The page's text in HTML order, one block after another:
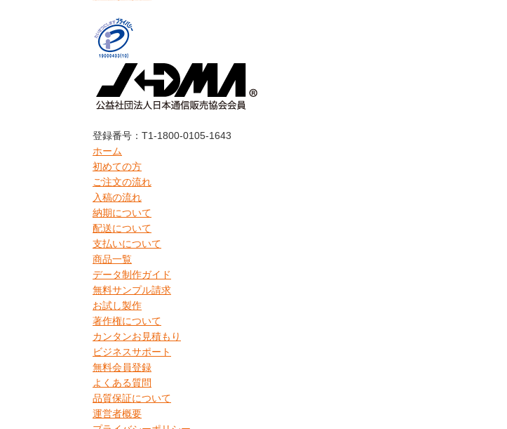
登録番号：T1-1800-0105-1643
ホーム
初めての方
ご注文の流れ
入稿の流れ
納期について
配送について
支払いについて
商品一覧
データ制作ガイド
無料サンプル請求
お試し製作
著作権について
カンタンお見積もり
ビジネスサポート
無料会員登録
よくある質問
品質保証について
運営者概要